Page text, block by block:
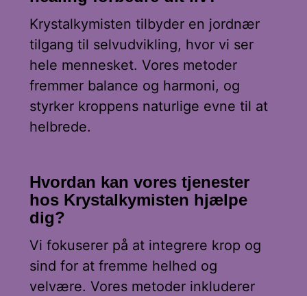
Krystalkymisten tilbyder en jordnær
tilgang til selvudvikling, hvor vi ser
hele mennesket. Vores metoder
fremmer balance og harmoni, og
styrker kroppens naturlige evne til at
helbrede.
Hvordan kan vores tjenester
hos Krystalkymisten hjælpe
dig?
Vi fokuserer på at integrere krop og
sind for at fremme helhed og
velvære. Vores metoder inkluderer